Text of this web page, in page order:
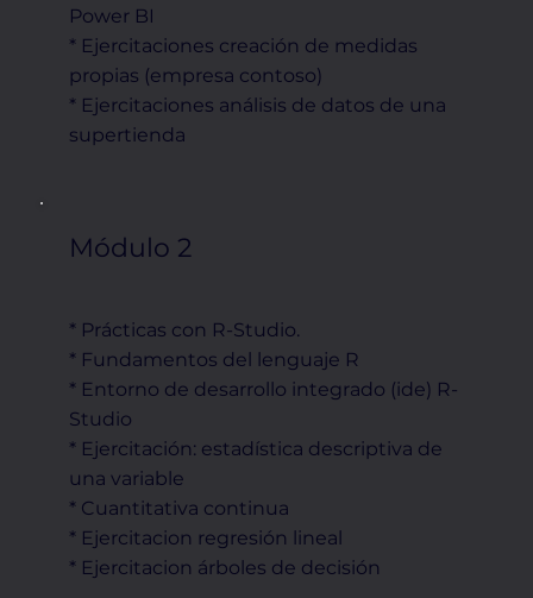
Power BI
* Ejercitaciones creación de medidas
propias (empresa contoso)
* Ejercitaciones análisis de datos de una
supertienda
Módulo 2
* Prácticas con R-Studio.
* Fundamentos del lenguaje R
* Entorno de desarrollo integrado (ide) R-
Studio
* Ejercitación: estadística descriptiva de
una variable
* Cuantitativa continua
* Ejercitacion regresión lineal
* Ejercitacion árboles de decisión